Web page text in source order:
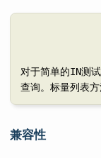
对于简单的IN测
查询。标量列表
兼容性